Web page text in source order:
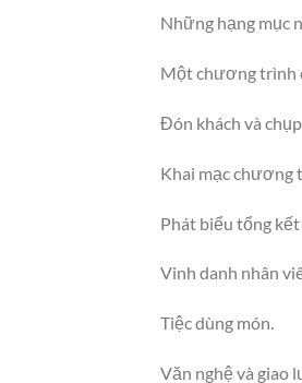
Những hạng mục
Một chương trình
Đón khách và
Khai mạc chương
Phát biểu tổng kết
Vinh danh nhân
Tiệc dùng món.
Văn nghệ và giao